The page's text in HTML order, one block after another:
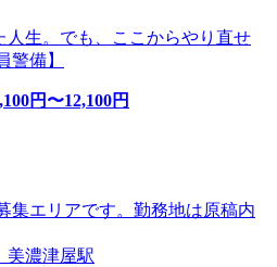
人生。でも、ここからやり直せ
警備】
円〜12,100円
エリアです。勤務地は原稿内
美濃津屋駅